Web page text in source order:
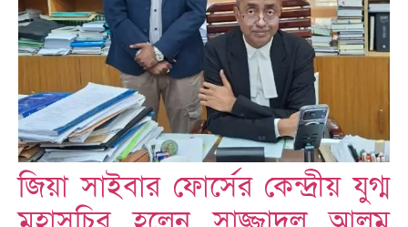
জিয়া সাইবার ফোর্সের কেন্দ্রীয় যুগ্ম